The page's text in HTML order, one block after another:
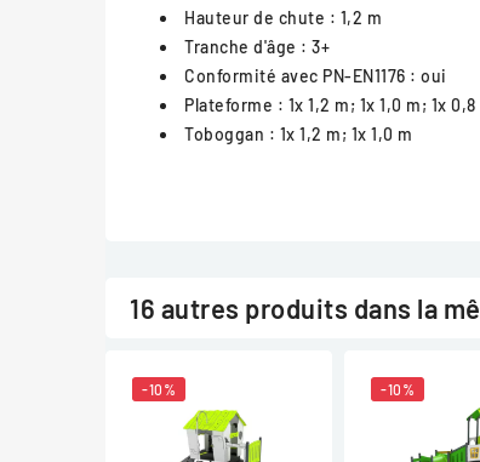
Hauteur de chute : 1,2 m
Tranche d'âge : 3+
Conformité avec PN-EN1176 : oui
Plateforme : 1x 1,2 m; 1x 1,0 m; 1x 0,8
Toboggan : 1x 1,2 m; 1x 1,0 m
16 autres produits dans la
-10% -10%